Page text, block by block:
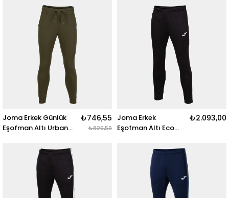
100761.302 LONG
PANT CHAMPIONSHIP
IV NAVY-WHITE
102233.102 ADVANCE
TRAINING LONG
PANTS BLACK
Joma Erkek Günlük
Eşofman Altı Urban
102477.474 URBAN
STREET LONG PANTS
₺746,55
₺829,50
Joma Erkek
Eşofman Altı Eco
Pants 102752.100
ECO CHAMPIONSHIP
LONG PANTS BLACK
₺2.093,00